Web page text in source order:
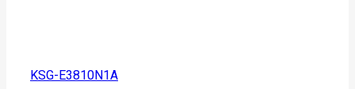
KSG-E3810N1A